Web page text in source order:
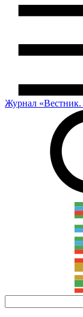
Журнал «Вестник.